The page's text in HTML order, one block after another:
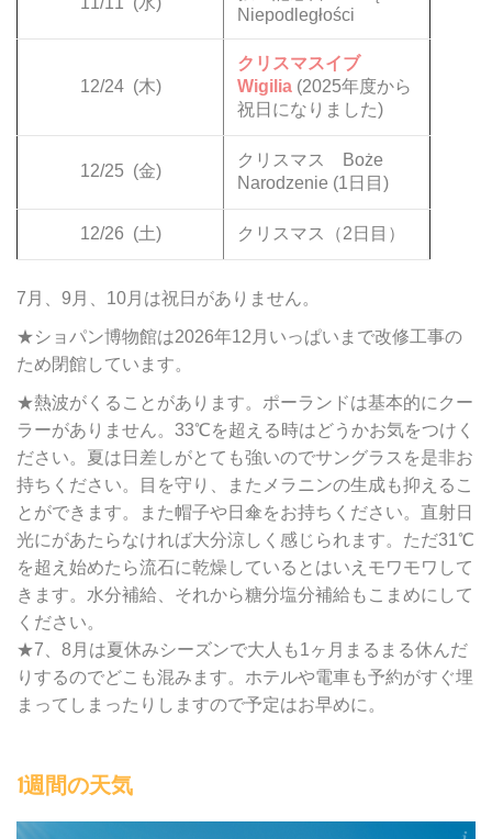
Niepodległości
12/24 (木)
クリスマスイブ
Wigilia (2025年度から
祝日になりました)
12/25 (金)
クリスマス Boże
Narodzenie (1日目)
12/26 (土) クリスマス（2日目）
7月、9月、10月は祝日がありません。
★ショパン博物館は2026年12月いっぱいまで改修工事の
ため閉館しています。
★熱波がくることがあります。ポーランドは基本的にクー
ラーがありません。33℃を超える時はどうかお気をつけく
ださい。夏は日差しがとても強いのでサングラスを是非お
持ちください。目を守り、またメラニンの生成も抑えるこ
とができます。また帽子や日傘をお持ちください。直射日
光にがあたらなければ大分涼しく感じられます。ただ31℃
を超え始めたら流石に乾燥しているとはいえモワモワして
きます。水分補給、それから糖分塩分補給もこまめにして
ください。
★7、8月は夏休みシーズンで大人も1ヶ月まるまる休んだ
りするのでどこも混みます。ホテルや電車も予約がすぐ埋
まってしまったりしますので予定はお早めに。
1週間の天気